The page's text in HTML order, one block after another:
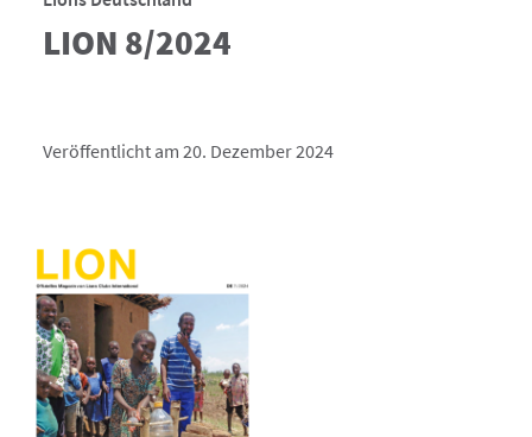
LION 8/2024
Veröffentlicht am 20. Dezember 2024